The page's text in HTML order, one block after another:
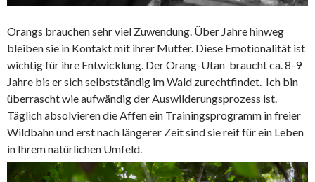
Orangs brauchen sehr viel Zuwendung. Über Jahre hinweg
bleiben sie in Kontakt mit ihrer Mutter. Diese Emotionalität ist
wichtig für ihre Entwicklung. Der Orang-Utan braucht ca. 8-9
Jahre bis er sich selbstständig im Wald zurechtfindet. Ich bin
überrascht wie aufwändig der Auswilderungsprozess ist.
Täglich absolvieren die Affen ein Trainingsprogramm in freier
Wildbahn und erst nach längerer Zeit sind sie reif für ein Leben
in Ihrem natürlichen Umfeld.